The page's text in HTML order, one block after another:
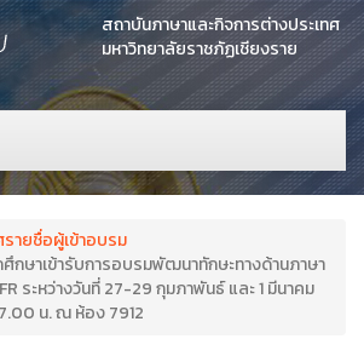
สถาบันภาษาและกิจการต่างประเทศ
มหาวิทยาลัยราชภัฏเชียงราย
รายชื่อผู้เข้าอบรม
กษาเข้ารับการอบรมพัฒนาทักษะทางด้านภาษา
ระหว่างวันที่ 27-29 กุมภาพันธ์ และ 1 มีนาคม
น. ณ ห้อง 7912